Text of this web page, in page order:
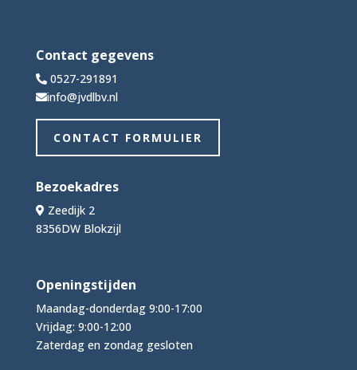
Contact gegevens
0527-291891
info@jvdlbv.nl
CONTACT FORMULIER
Bezoekadres
Zeedijk 2
8356DW Blokzijl
Openingstijden
Maandag-donderdag 9:00-17:00
Vrijdag: 9:00-12:00
Zaterdag en zondag gesloten